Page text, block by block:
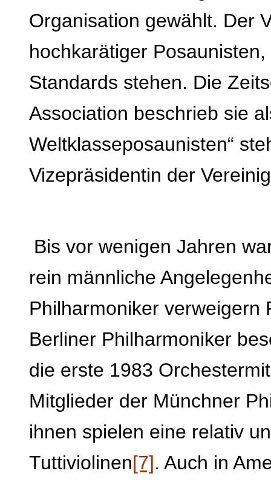
Organisation gewählt. Der
hochkarätiger
Standards stehen. Die
Association beschrieb sie
Weltklasseposaunisten“
Vizepräsidentin der
Bis vor wenigen Jahren
rein männliche
Philharmoniker verweigern
Berliner Philharmoniker
die erste 1983
Mitglieder der Münchner
ihnen spielen eine relativ
Tuttiviolinen[7]. Auch in